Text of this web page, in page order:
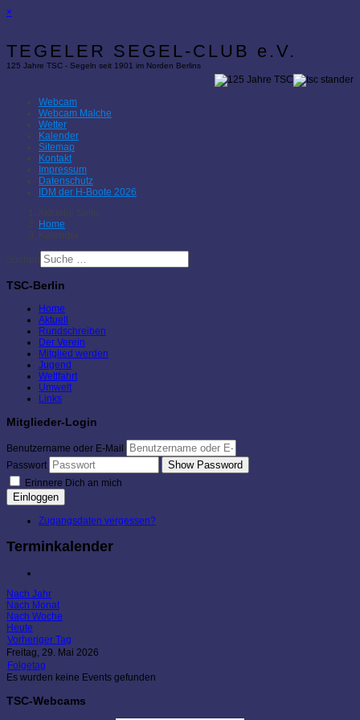
×
TEGELER SEGEL-CLUB e.V.
125 Jahre TSC - Segeln seit 1901 im Norden Berlins
Webcam
Webcam Malche
Wetter
Kalender
Sitemap
Kontakt
Impressum
Datenschutz
IDM der H-Boote 2026
Aktuelle Seite:
Home
Kalender
Suchen
TSC-Berlin
Home
Aktuell
Rundschreiben
Der Verein
Mitglied werden
Jugend
Wettfahrt
Umwelt
Links
Mitglieder-Login
Benutzername oder E-Mail
Passwort
Show Password
Erinnere Dich an mich
Einloggen
Zugangsdaten vergessen?
Terminkalender
Nach Jahr
Nach Monat
Nach Woche
Heute
Vorheriger Tag
Freitag, 29. Mai 2026
Folgetag
Es wurden keine Events gefunden
TSC-Webcams